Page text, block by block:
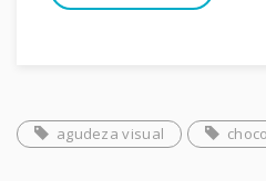
agudeza visual